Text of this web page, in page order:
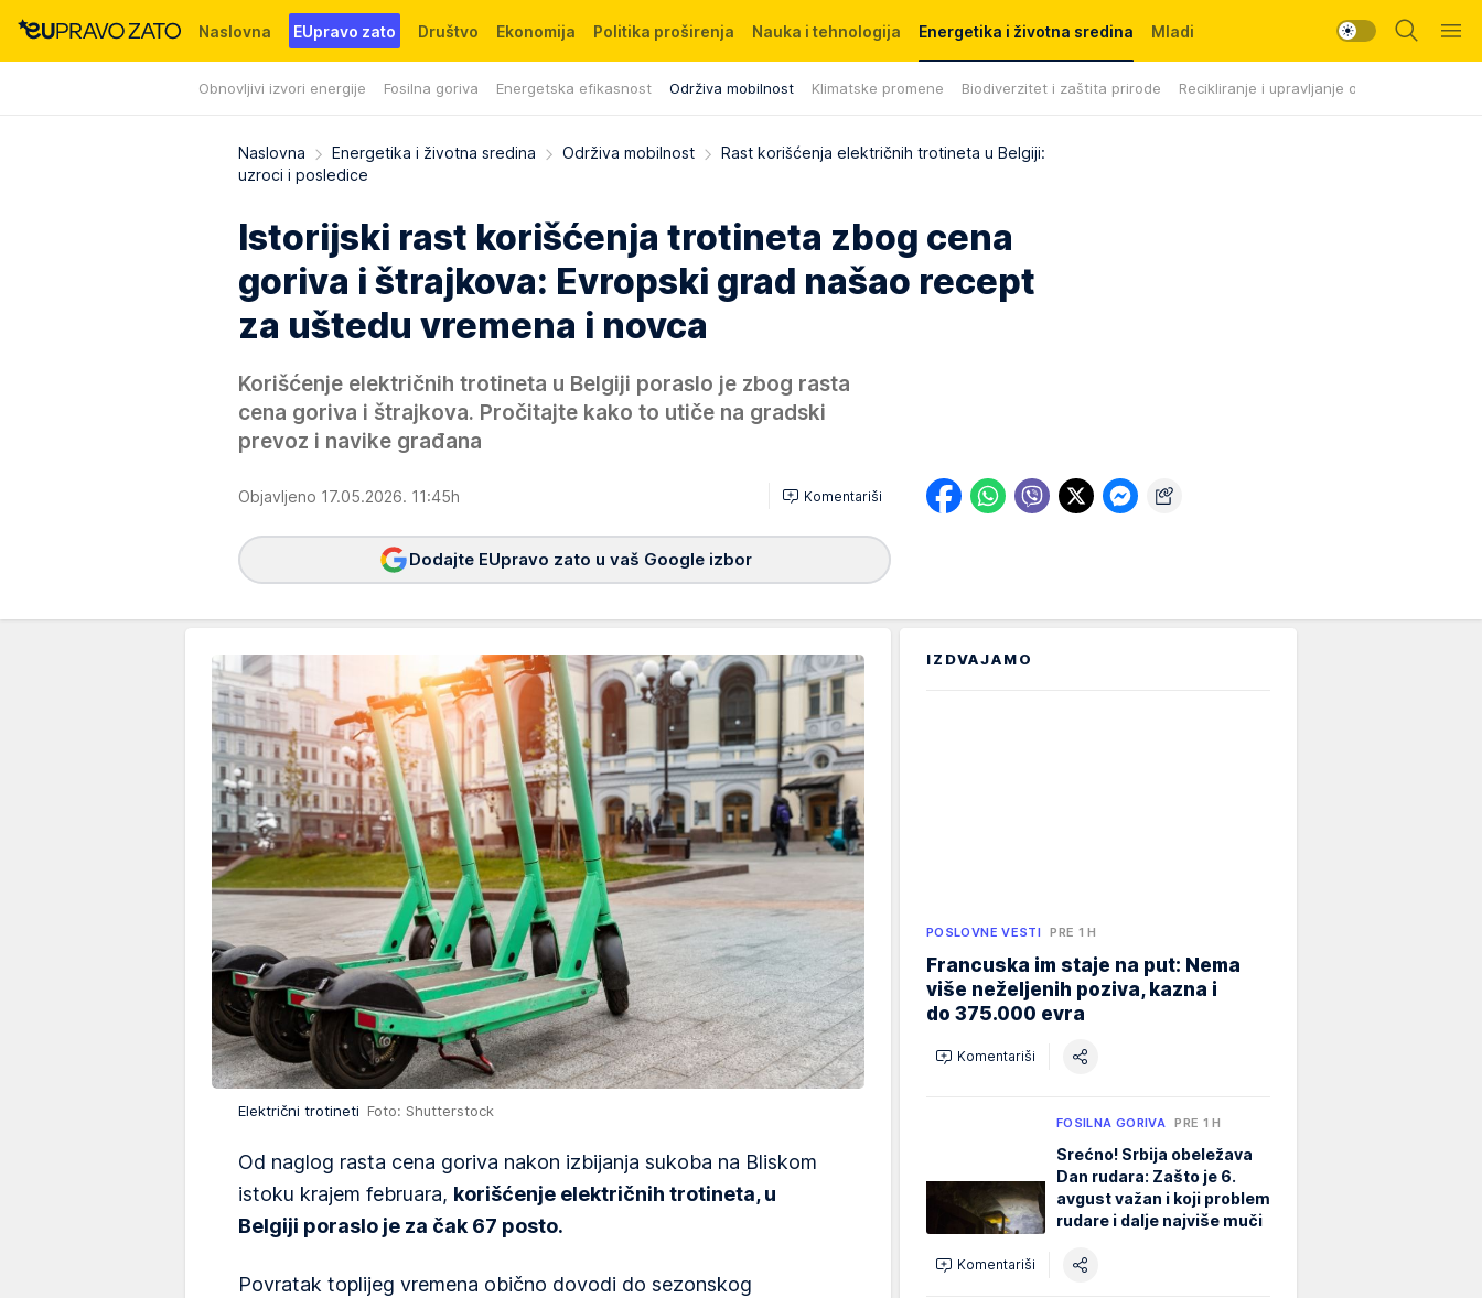
Naslovna EUpravo zato Društvo Ekonomija Politika proširenja Nauka i tehnologija Energetika i životna sredina
Obnovljivi izvori energije Fosilna goriva Energetska efikasnost Održiva mobilnost Klimatske promene Biodiverzitet i zaštita prirode Recikliranje i upravljanje otpadom
Mladi
Događaji News WMG fondacija
Naslovna Energetika i životna sredina Održiva mobilnost
Rast korišćenja električnih trotineta u Belgiji:
uzroci i posledice
Istorijski rast korišćenja trotineta zbog cena
goriva i štrajkova: Evropski grad našao recept
za uštedu vremena i novca
Korišćenje električnih trotineta u Belgiji poraslo je zbog rasta
cena goriva i štrajkova. Pročitajte kako to utiče na gradski
prevoz i navike građana
Objavljeno 17.05.2026. 11:45h Komentariši
Dodajte EUpravo zato u vaš Google izbor
Električni trotineti Foto: Shutterstock
Od naglog rasta cena goriva nakon izbijanja sukoba na Bliskom
istoku krajem februara, korišćenje električnih trotineta, u
Belgiji poraslo je za čak 67 posto.
Povratak toplijeg vremena obično dovodi do sezonskog
IZDVAJAMO
POSLOVNE VESTI PRE 1 H
Francuska im staje na put: Nema
više neželjenih poziva, kazna i
do 375.000 evra
Komentariši
FOSILNA GORIVA PRE 1 H
Srećno! Srbija obeležava
Dan rudara: Zašto je 6.
avgust važan i koji problem
rudare i dalje najviše muči
Komentariši